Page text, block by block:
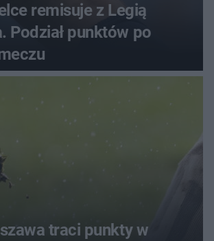
remisuje z Legią
Podział punktów po
traci punkty w